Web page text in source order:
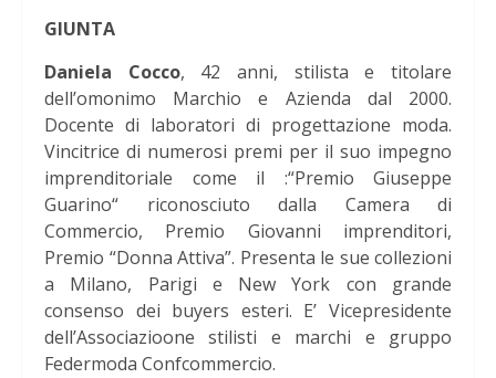
GIUNTA
Daniela Cocco, 42 anni, stilista e titolare
dell’omonimo Marchio e Azienda dal 2000.
Docente di laboratori di progettazione moda.
Vincitrice di numerosi premi per il suo impegno
imprenditoriale come il :“Premio Giuseppe
Guarino“ riconosciuto dalla Camera di
Commercio, Premio Giovanni imprenditori,
Premio “Donna Attiva”. Presenta le sue collezioni
a Milano, Parigi e New York con grande
consenso dei buyers esteri. E’ Vicepresidente
dell’Associazioone stilisti e marchi e gruppo
Federmoda Confcommercio.